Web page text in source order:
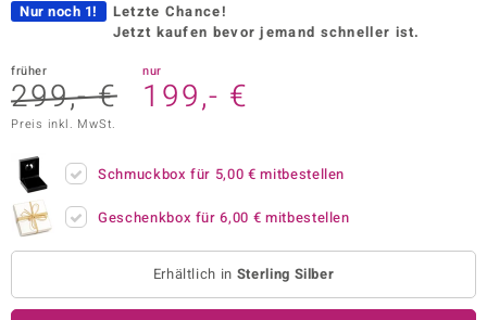
Collection
Nur noch 1!
Letzte Chance!
Jetzt kaufen bevor jemand schneller ist.
früher
299,- €
nur
199,- €
Preis inkl. MwSt.
Schmuckbox für 5,00 € mitbestellen
Geschenkbox für6,00 € mitbestellen
Erhältlich in Sterling Silber